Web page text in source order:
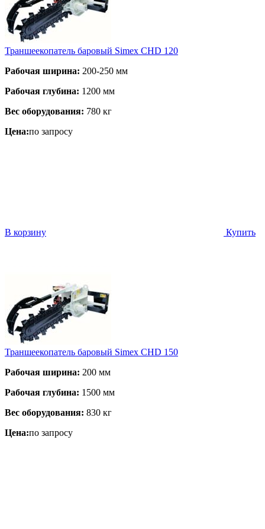
Траншеекопатель баровый Simex CHD 120
Рабочая ширина: 200-250 мм
Рабочая глубина: 1200 мм
Вес оборудования: 780 кг
Цена:по запросу
В корзину Купить
Траншеекопатель баровый Simex CHD 150
Рабочая ширина: 200 мм
Рабочая глубина: 1500 мм
Вес оборудования: 830 кг
Цена:по запросу